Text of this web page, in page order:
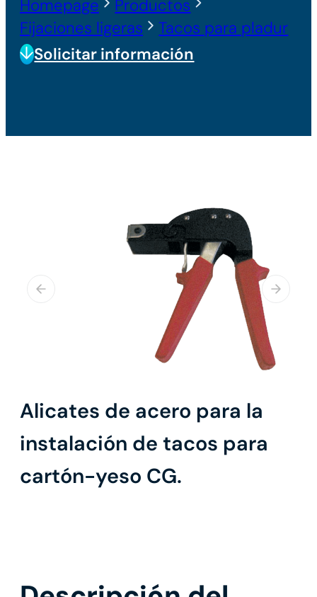
Homepage
Productos
Fijaciones ligeras
Tacos para pladur
Solicitar información
Alicates de acero para la
instalación de tacos para
cartón-yeso CG.